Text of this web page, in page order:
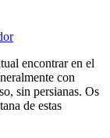
encontrar en el
con
sin persianas. Os
de estas